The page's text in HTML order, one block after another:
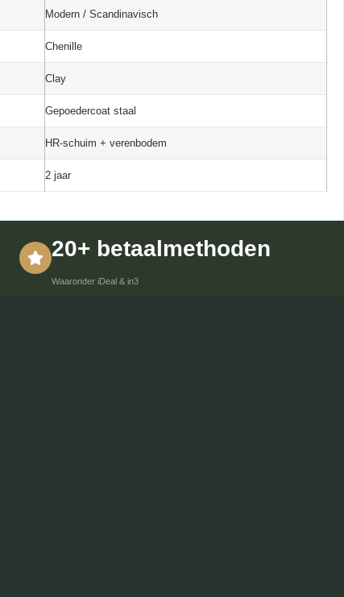
Modern / Scandinavisch
Chenille
Clay
Gepoedercoat staal
HR-schuim + verenbodem
2 jaar
20+ betaalmethoden
Waaronder iDeal & in3